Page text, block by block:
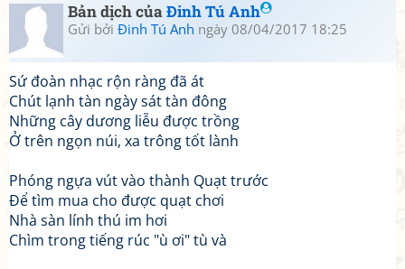
Bản dịch củaĐinh Tú Anh
Gửi bởi Đinh Tú Anh ngày 08/04/2017 18:25
Sứ đoàn nhạc rộn ràng đã át
Chút lạnh tàn ngày sát tàn đông
Những cây dương liễu được trồng
Ở trên ngọn núi, xa trông tốt lành
Phóng ngựa vút vào thành Quạt trước
Để tìm mua cho được quạt chơi
Nhà sàn lính thú im hơi
Chìm trong tiếng rúc "ù ơi" tù và